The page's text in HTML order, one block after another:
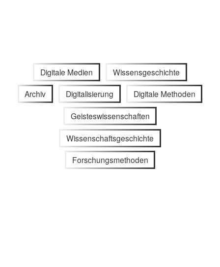
Digitale Medien Wissensgeschichte
Archiv Digitalisierung Digitale Methoden
Geisteswissenschaften
Wissenschaftsgeschichte
Forschungsmethoden